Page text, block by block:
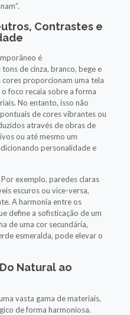
Contrastes e
é
de cinza, branco, bege e
proporcionam uma tela
foco recaia sobre a forma
No entanto, isso não
de cores vibrantes ou
através de obras de
ou até mesmo um
personalidade e
exemplo, paredes claras
escuros ou vice-versa,
A harmonia entre os
define a sofisticação de um
de uma cor secundária,
esmeralda, pode elevar o
Natural ao
vasta gama de materiais,
de forma harmoniosa.